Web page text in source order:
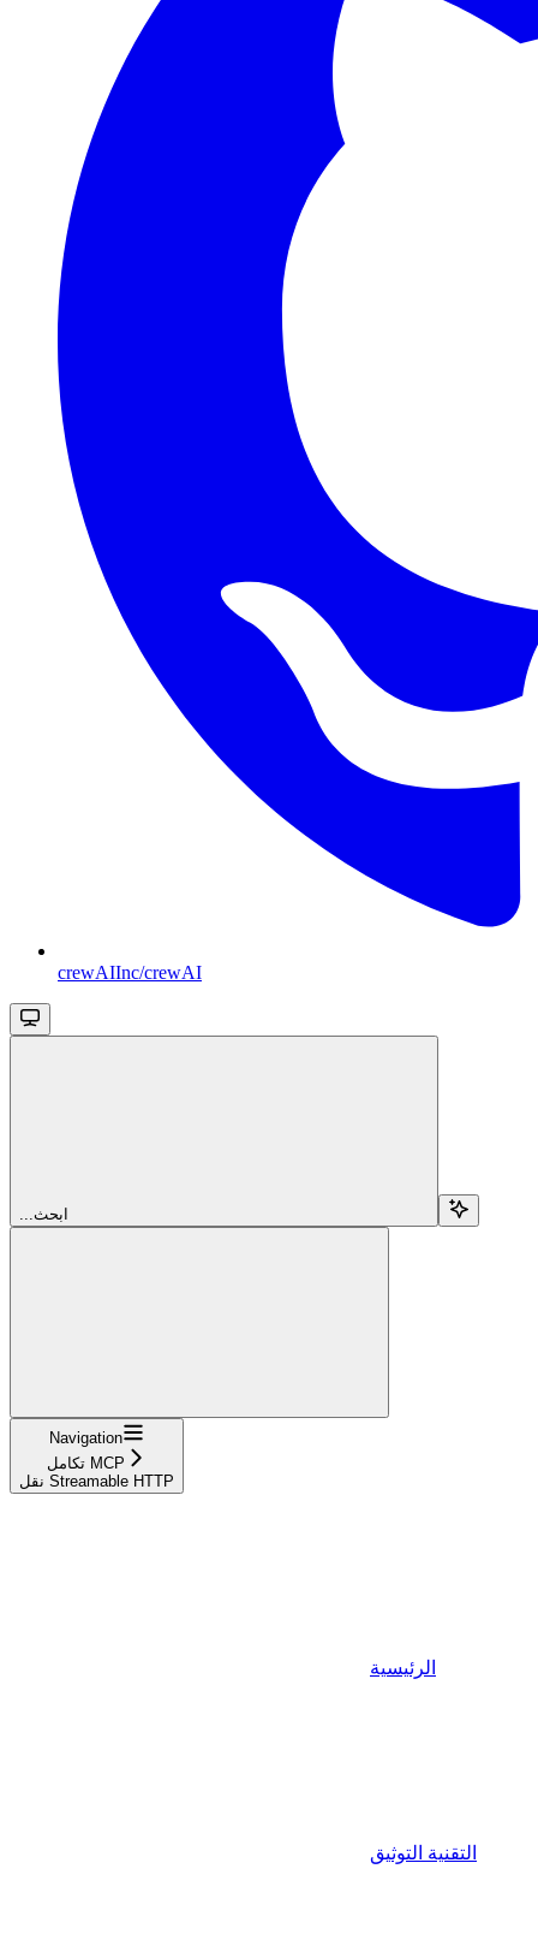
crewAIInc/crewAI
...ابحث
Navigation
تكامل MCP
نقل Streamable HTTP
الرئيسية
التقنية التوثيق